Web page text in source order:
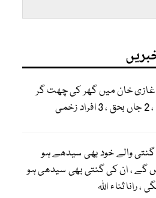
غازی خان میں گھر کی چھت گر
گنتی والے خود بھی سیدھے ہو
گے ، ان کی گنتی بھی سیدھی ہو
، رانا ثناء اللہ